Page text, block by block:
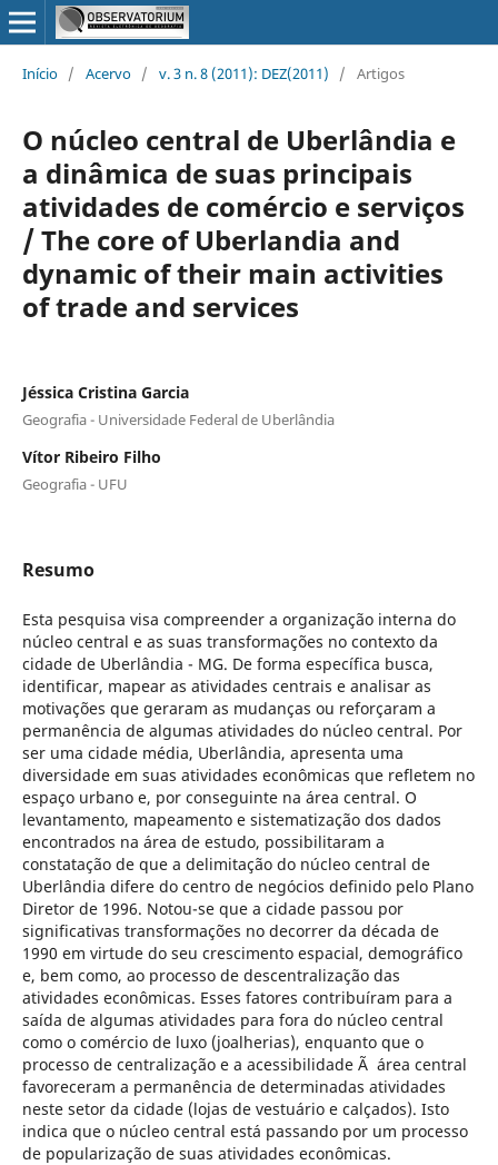
Início / Acervo / v. 3 n. 8 (2011): DEZ(2011) / Artigos
O núcleo central de Uberlândia e
a dinâmica de suas principais
atividades de comércio e serviços
/ The core of Uberlandia and
dynamic of their main activities
of trade and services
Jéssica Cristina Garcia
Geografia - Universidade Federal de Uberlândia
Vítor Ribeiro Filho
Geografia - UFU
Resumo
Esta pesquisa visa compreender a organização interna do
núcleo central e as suas transformações no contexto da
cidade de Uberlândia - MG. De forma específica busca,
identificar, mapear as atividades centrais e analisar as
motivações que geraram as mudanças ou reforçaram a
permanência de algumas atividades do núcleo central. Por
ser uma cidade média, Uberlândia, apresenta uma
diversidade em suas atividades econômicas que refletem no
espaço urbano e, por conseguinte na área central. O
levantamento, mapeamento e sistematização dos dados
encontrados na área de estudo, possibilitaram a
constatação de que a delimitação do núcleo central de
Uberlândia difere do centro de negócios definido pelo Plano
Diretor de 1996. Notou-se que a cidade passou por
significativas transformações no decorrer da década de
1990 em virtude do seu crescimento espacial, demográfico
e, bem como, ao processo de descentralização das
atividades econômicas. Esses fatores contribuíram para a
saída de algumas atividades para fora do núcleo central
como o comércio de luxo (joalherias), enquanto que o
processo de centralização e a acessibilidade Ã área central
favoreceram a permanência de determinadas atividades
neste setor da cidade (lojas de vestuário e calçados). Isto
indica que o núcleo central está passando por um processo
de popularização de suas atividades econômicas.